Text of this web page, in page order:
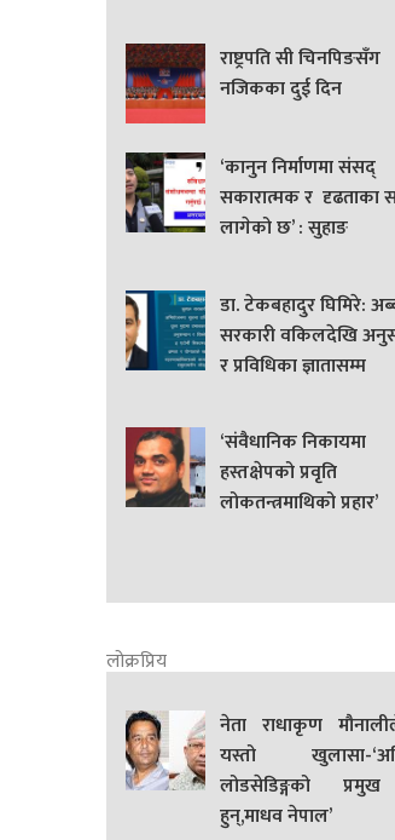
राष्ट्रपति सी चिनपिङसँग
नजिकका दुई दिन
‘कानुन निर्माणमा संसद्
सकारात्मक र दृढताका
लागेको छ’ : सुहाङ
डा. टेकबहादुर घिमिरे:
सरकारी वकिलदेखि
र प्रविधिका ज्ञातासम्म
‘संवैधानिक निकायमा
हस्तक्षेपको प्रवृति
लोकतन्त्रमाथिको प्रहार’
लोक्रप्रिय
नेता राधाकृण
यस्तो खुलासा-
लोडसेडिङ्गको प्रमुख
हुन्,माधव नेपाल’